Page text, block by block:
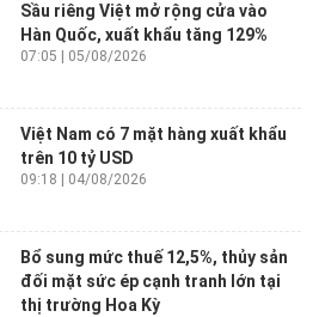
Sầu riêng Việt mở rộng cửa vào
Hàn Quốc, xuất khẩu tăng 129%
07:05 | 05/08/2026
Việt Nam có 7 mặt hàng xuất khẩu
trên 10 tỷ USD
09:18 | 04/08/2026
Bổ sung mức thuế 12,5%, thủy sản
đối mặt sức ép cạnh tranh lớn tại
thị trường Hoa Kỳ